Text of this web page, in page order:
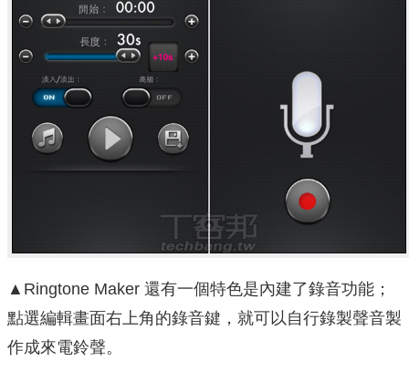
▲Ringtone Maker 還有一個特色是內建了錄音功能；
點選編輯畫面右上角的錄音鍵，就可以自行錄製聲音製
作成來電鈴聲。